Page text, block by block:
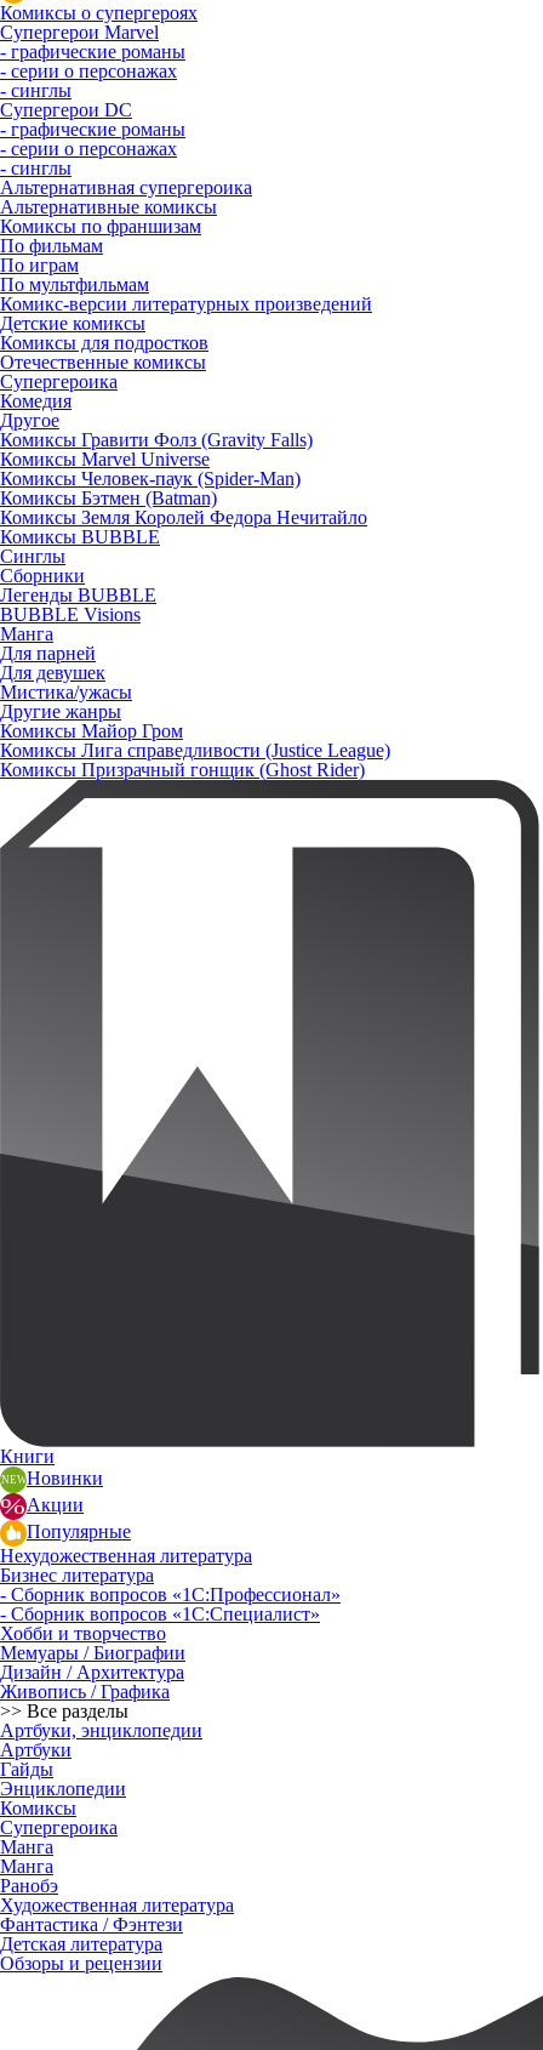
Комиксы о супергероях
Супергерои Marvel
- графические романы
- серии о персонажах
- синглы
Супергерои DC
- графические романы
- серии о персонажах
- синглы
Альтернативная супергероика
Альтернативные комиксы
Комиксы по франшизам
По фильмам
По играм
По мультфильмам
Комикс-версии литературных произведений
Детские комиксы
Комиксы для подростков
Отечественные комиксы
Супергероика
Комедия
Другое
Комиксы Гравити Фолз (Gravity Falls)
Комиксы Marvel Universe
Комиксы Человек-паук (Spider-Man)
Комиксы Бэтмен (Batman)
Комиксы Земля Королей Федора Нечитайло
Комиксы BUBBLE
Синглы
Сборники
Легенды BUBBLE
BUBBLE Visions
Манга
Для парней
Для девушек
Мистика/ужасы
Другие жанры
Комиксы Майор Гром
Комиксы Лига справедливости (Justice League)
Комиксы Призрачный гонщик (Ghost Rider)
Книги
Новинки
Акции
Популярные
Нехудожественная литература
Бизнес литература
- Сборник вопросов «1С:Профессионал»
- Сборник вопросов «1С:Специалист»
Хобби и творчество
Мемуары / Биографии
Дизайн / Архитектура
Живопись / Графика
>> Все разделы
Артбуки, энциклопедии
Артбуки
Гайды
Энциклопедии
Комиксы
Супергероика
Манга
Манга
Ранобэ
Художественная литература
Фантастика / Фэнтези
Детская литература
Обзоры и рецензии